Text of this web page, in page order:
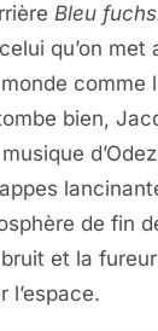
Bleu
qu’on
comme
bien,
de fin
bruit et la
l’espace.